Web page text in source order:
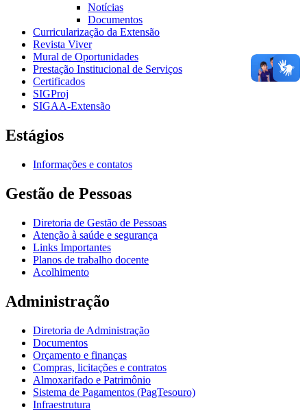
Notícias
Documentos
Curricularização da Extensão
Revista Viver
Mural de Oportunidades
Prestação Institucional de Serviços
Certificados
SIGProj
SIGAA-Extensão
Estágios
Informações e contatos
Gestão de Pessoas
Diretoria de Gestão de Pessoas
Atenção à saúde e segurança
Links Importantes
Planos de trabalho docente
Acolhimento
Administração
Diretoria de Administração
Documentos
Orçamento e finanças
Compras, licitações e contratos
Almoxarifado e Patrimônio
Sistema de Pagamentos (PagTesouro)
Infraestrutura